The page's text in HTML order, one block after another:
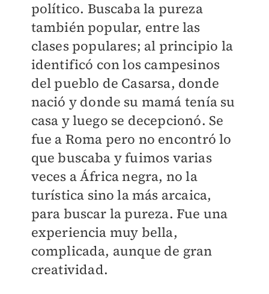
político. Buscaba la pureza
también popular, entre las
clases populares; al principio la
identificó con los campesinos
del pueblo de Casarsa, donde
nació y donde su mamá tenía su
casa y luego se decepcionó. Se
fue a Roma pero no encontró lo
que buscaba y fuimos varias
veces a África negra, no la
turística sino la más arcaica,
para buscar la pureza. Fue una
experiencia muy bella,
complicada, aunque de gran
creatividad.